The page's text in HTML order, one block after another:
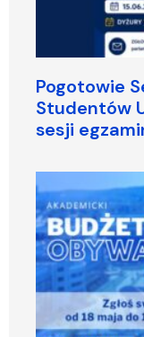
Pogotowie
Studentów
sesji